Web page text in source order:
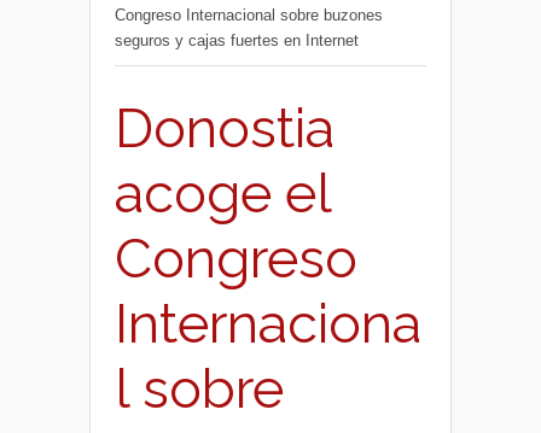
Congreso Internacional sobre buzones
seguros y cajas fuertes en Internet
Donostia
acoge el
Congreso
Internaciona
l sobre